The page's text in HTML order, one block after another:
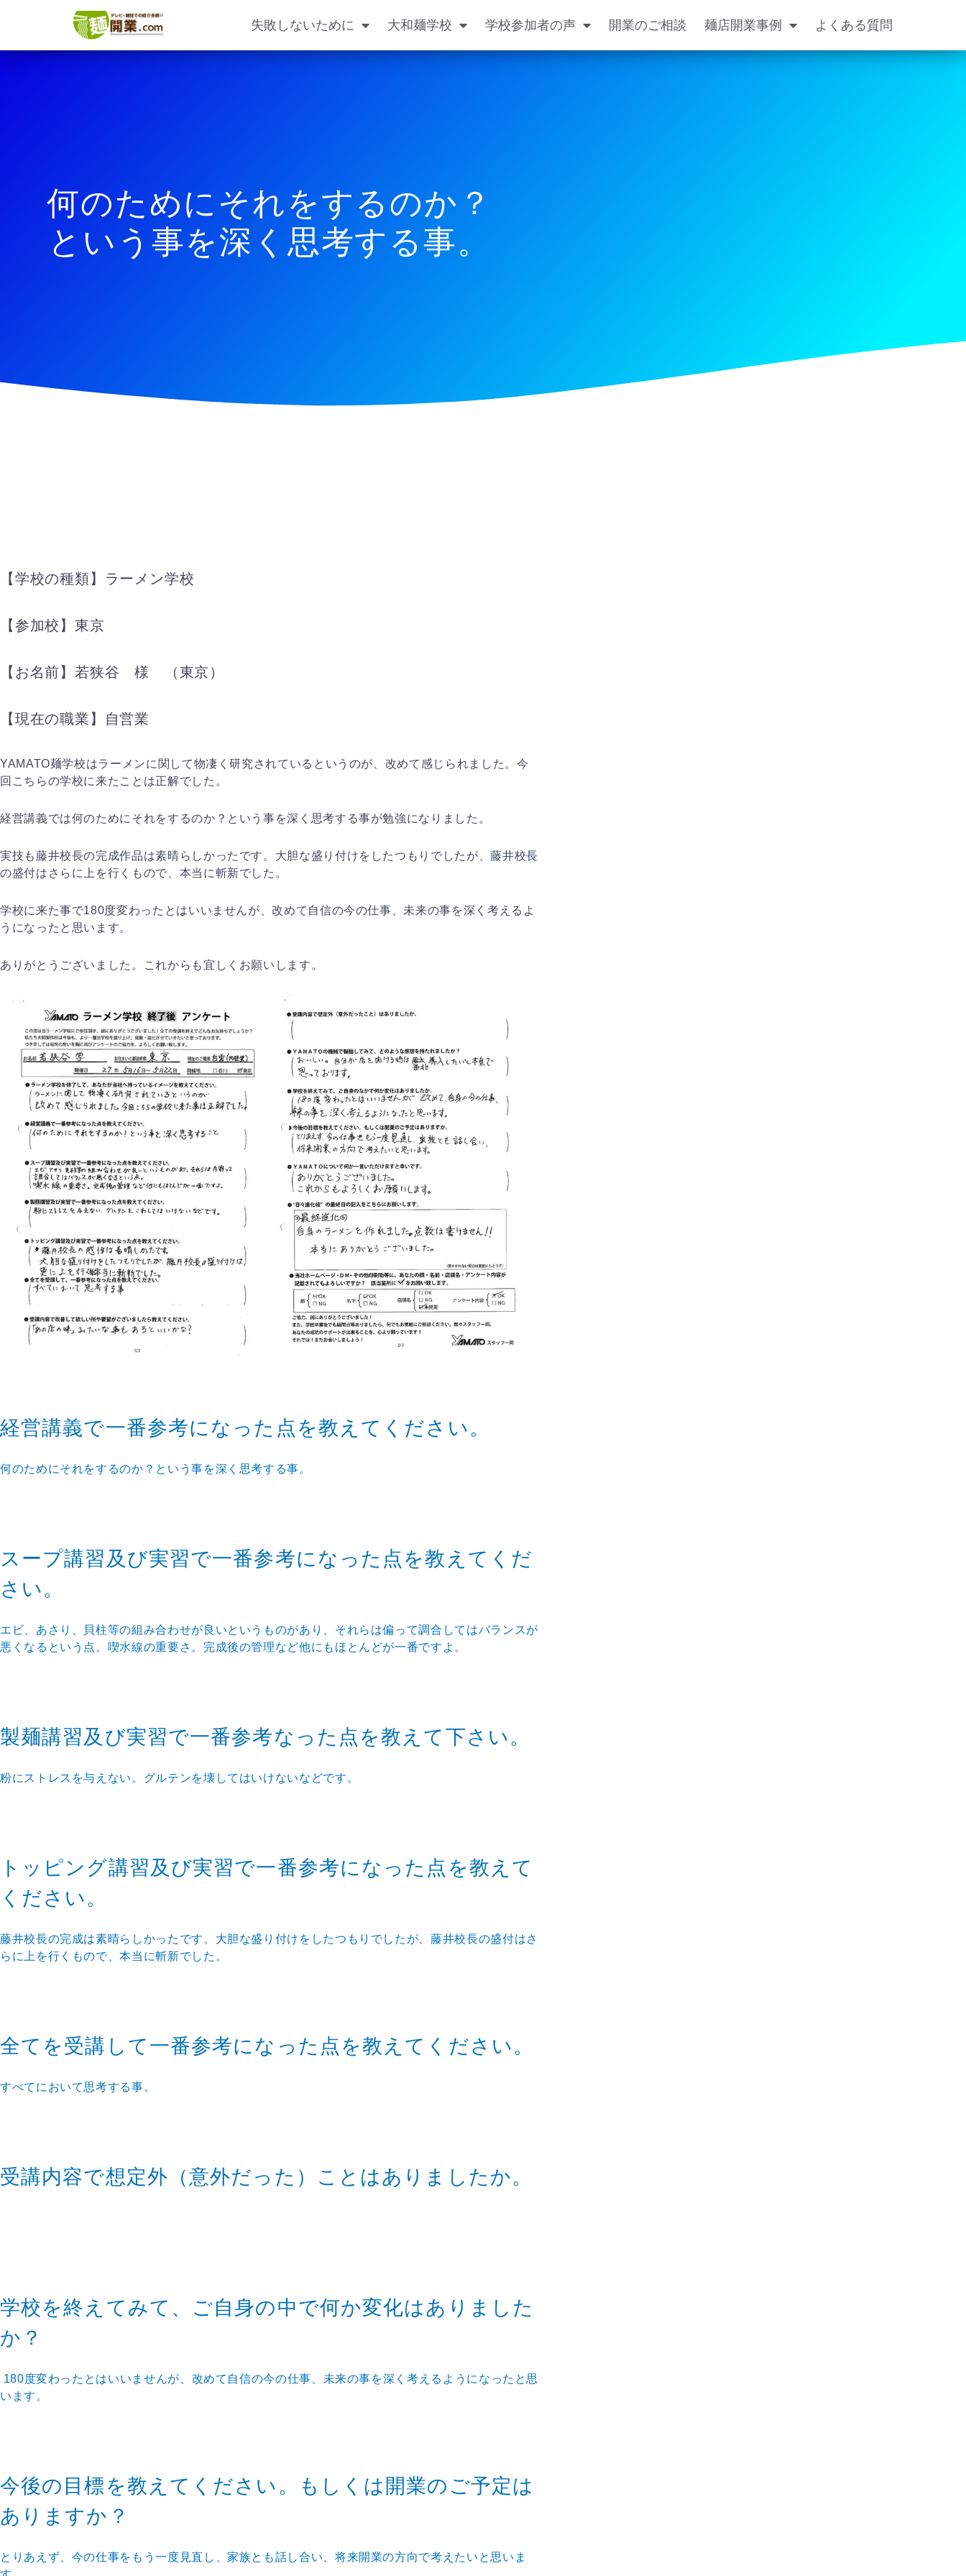
失敗しないために 大和麺学校 学校参加者の声 開業のご相談 麺店開業事例 よくある質問
何のためにそれをするのか？
という事を深く思考する事。
【学校の種類】ラーメン学校
【参加校】東京
【お名前】若狭谷 様 （東京）
【現在の職業】自営業
YAMATO麺学校はラーメンに関して物凄く研究されているというのが、改めて感じられました。今
回こちらの学校に来たことは正解でした。
経営講義では何のためにそれをするのか？という事を深く思考する事が勉強になりました。
実技も藤井校長の完成作品は素晴らしかったです。大胆な盛り付けをしたつもりでしたが、藤井校長
の盛付はさらに上を行くもので、本当に斬新でした。
学校に来た事で180度変わったとはいいませんが、改めて自信の今の仕事、未来の事を深く考えるよ
うになったと思います。
ありがとうございました。これからも宜しくお願いします。
経営講義で一番参考になった点を教えてください。
何のためにそれをするのか？という事を深く思考する事。
スープ講習及び実習で一番参考になった点を教えてくだ
さい。
エビ、あさり、貝柱等の組み合わせが良いというものがあり、それらは偏って調合してはバランスが
悪くなるという点。喫水線の重要さ。完成後の管理など他にもほとんどが一番ですよ。
製麺講習及び実習で一番参考なった点を教えて下さい。
粉にストレスを与えない。グルテンを壊してはいけないなどです。
トッピング講習及び実習で一番参考になった点を教えて
ください。
藤井校長の完成は素晴らしかったです。大胆な盛り付けをしたつもりでしたが、藤井校長の盛付はさ
らに上を行くもので、本当に斬新でした。
全てを受講して一番参考になった点を教えてください。
すべてにおいて思考する事。
受講内容で想定外（意外だった）ことはありましたか。
学校を終えてみて、ご自身の中で何か変化はありました
か？
180度変わったとはいいませんが、改めて自信の今の仕事、未来の事を深く考えるようになったと思
います。
今後の目標を教えてください。もしくは開業のご予定は
ありますか？
とりあえず、今の仕事をもう一度見直し、家族とも話し合い、将来開業の方向で考えたいと思いま